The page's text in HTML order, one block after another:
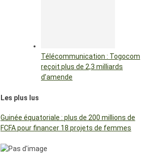
Télécommunication : Togocom
reçoit plus de 2,3 milliards
d’amende
Les plus lus
Guinée équatoriale : plus de 200 millions de
FCFA pour financer 18 projets de femmes